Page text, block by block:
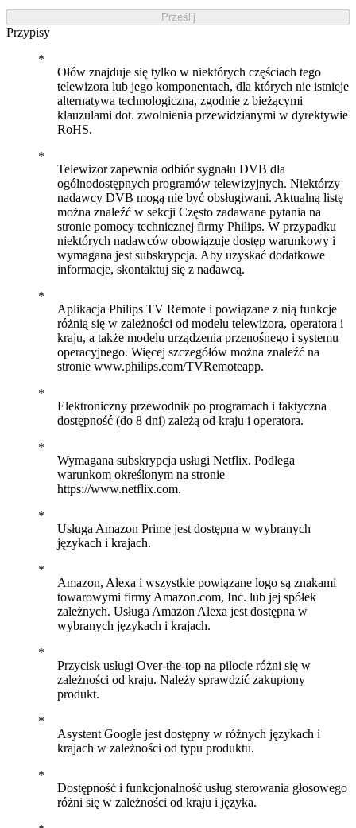
Prześlij
Przypisy
Ołów znajduje się tylko w niektórych częściach tego
telewizora lub jego komponentach, dla których nie istnieje
alternatywa technologiczna, zgodnie z bieżącymi
klauzulami dot. zwolnienia przewidzianymi w dyrektywie
RoHS.
Telewizor zapewnia odbiór sygnału DVB dla
ogólnodostępnych programów telewizyjnych. Niektórzy
nadawcy DVB mogą nie być obsługiwani. Aktualną listę
można znaleźć w sekcji Często zadawane pytania na
stronie pomocy technicznej firmy Philips. W przypadku
niektórych nadawców obowiązuje dostęp warunkowy i
wymagana jest subskrypcja. Aby uzyskać dodatkowe
informacje, skontaktuj się z nadawcą.
Aplikacja Philips TV Remote i powiązane z nią funkcje
różnią się w zależności od modelu telewizora, operatora i
kraju, a także modelu urządzenia przenośnego i systemu
operacyjnego. Więcej szczegółów można znaleźć na
stronie www.philips.com/TVRemoteapp.
Elektroniczny przewodnik po programach i faktyczna
dostępność (do 8 dni) zależą od kraju i operatora.
Wymagana subskrypcja usługi Netflix. Podlega
warunkom określonym na stronie
https://www.netflix.com.
Usługa Amazon Prime jest dostępna w wybranych
językach i krajach.
Amazon, Alexa i wszystkie powiązane logo są znakami
towarowymi firmy Amazon.com, Inc. lub jej spółek
zależnych. Usługa Amazon Alexa jest dostępna w
wybranych językach i krajach.
Przycisk usługi Over-the-top na pilocie różni się w
zależności od kraju. Należy sprawdzić zakupiony
produkt.
Asystent Google jest dostępny w różnych językach i
krajach w zależności od typu produktu.
Dostępność i funkcjonalność usług sterowania głosowego
różni się w zależności od kraju i języka.